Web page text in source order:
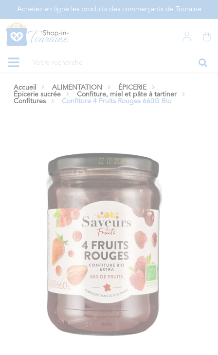
Achetez en ligne les produits des commerçants de Touraine
Accueil ALIMENTATION
ÉPICERIE
Épicerie sucrée
Confiture, miel et pâte à tartiner
Confitures
Confiture 4 Fruits Rouges 660G Bio
Panneau de gestion des cookies